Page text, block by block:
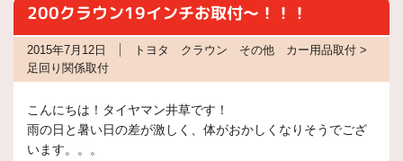
200クラウン19インチお取付～！！！
2015年7月12日
トヨタ クラウン その他 カー用品取付 >
足回り関係取付
こんにちは！タイヤマン井草です！
雨の日と暑い日の差が激しく、体がおかしくなりそうでござ
います。。。